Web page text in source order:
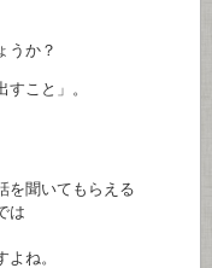
か？
こと」。
聞いてもらえる
は
ね。